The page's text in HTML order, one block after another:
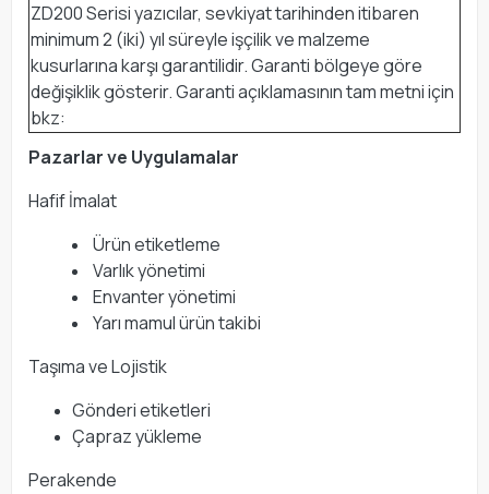
ZD200 Serisi yazıcılar, sevkiyat tarihinden itibaren
minimum 2 (iki) yıl süreyle işçilik ve malzeme
kusurlarına karşı garantilidir. Garanti bölgeye göre
değişiklik gösterir. Garanti açıklamasının tam metni için
bkz:
Pazarlar ve Uygulamalar
Hafif İmalat
Ürün etiketleme
Varlık yönetimi
Envanter yönetimi
Yarı mamul ürün takibi
Taşıma ve Lojistik
Gönderi etiketleri
Çapraz yükleme
Perakende